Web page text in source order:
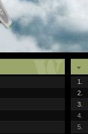
1.
2.
3.
4.
5.